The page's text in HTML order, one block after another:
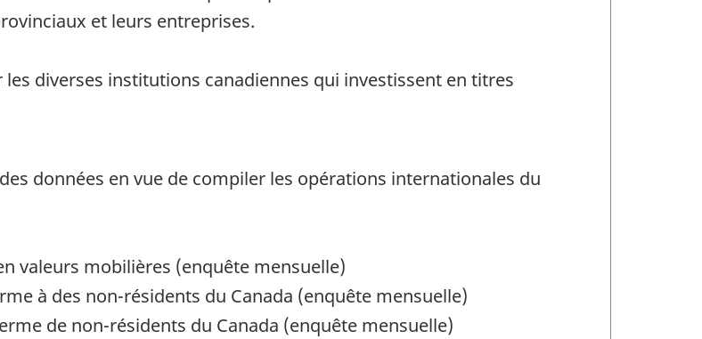
et leurs entreprises.
diverses institutions canadiennes qui investissent en titres
données en vue de compiler les opérations internationales du
valeurs mobilières (enquête mensuelle)
à des non-résidents du Canada (enquête mensuelle)
de non-résidents du Canada (enquête mensuelle)